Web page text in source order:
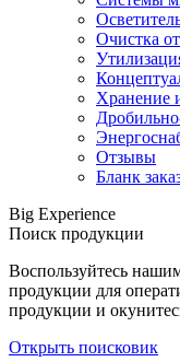
Очистка
Хранение
Отзывы
Бланк
Big Experience
Поиск продукции
Воспользуйтесь
продукции для
продукции и
Открыть поисковик